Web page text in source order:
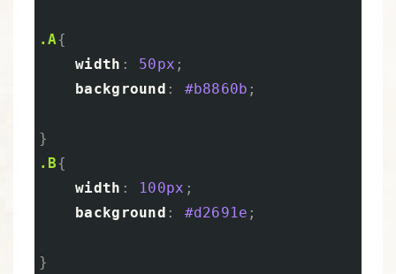
.A{
width : 50px ;
background : #b8860b ;
}
.B{
width : 100px ;
background : #d2691e ;
}